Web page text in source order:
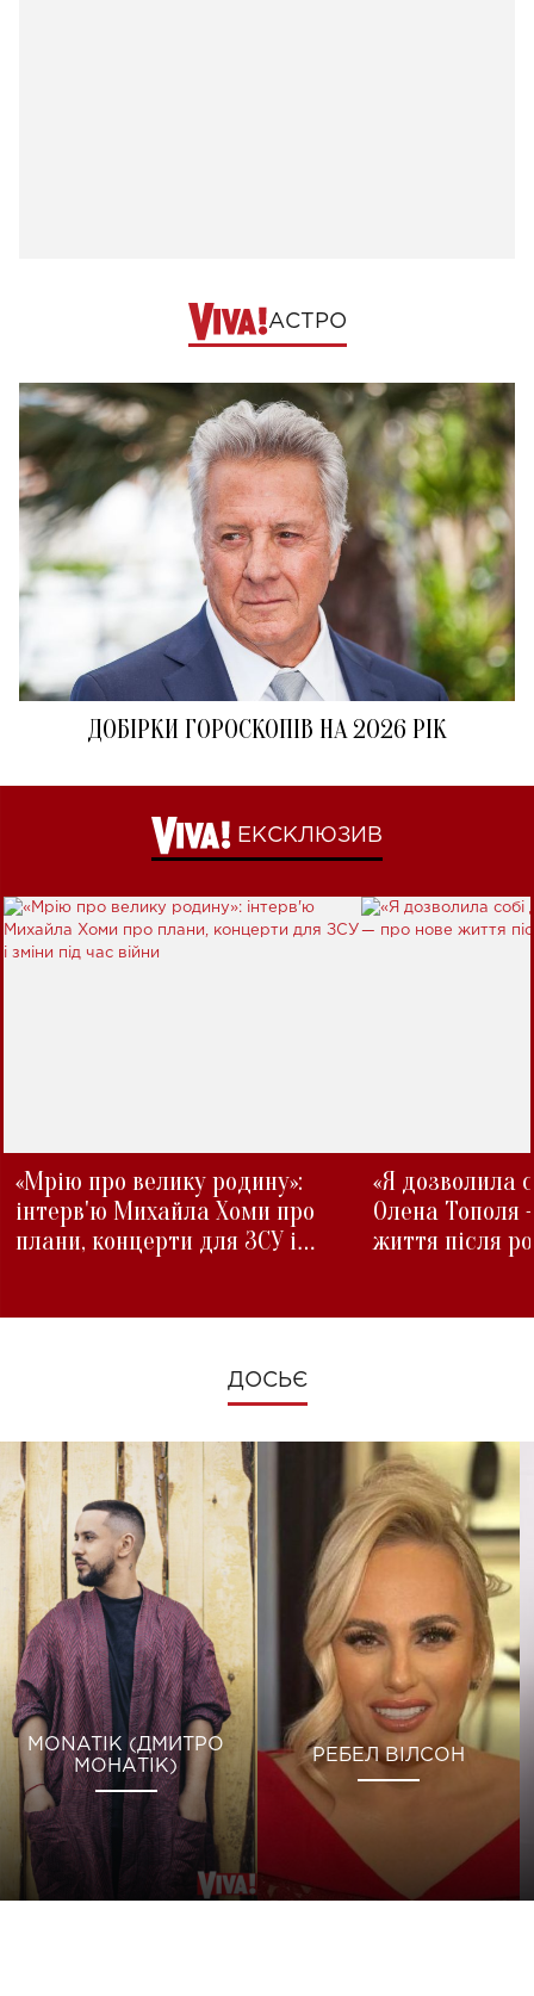
АСТРО
ДОБІРКИ ГОРОСКОПІВ НА 2026 РІК
ЕКСКЛЮЗИВ
«Мрію про велику родину»:
інтерв'ю Михайла Хоми про
плани, концерти для ЗСУ і
«Я дозволила
Олена Тополя
життя після
ДОСЬЄ
MONATIK (ДМИТРО
МОНАТІК)
РЕБЕЛ ВІЛСОН